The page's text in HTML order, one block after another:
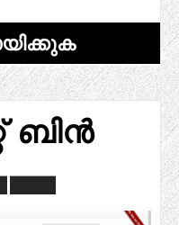
ബിൻ